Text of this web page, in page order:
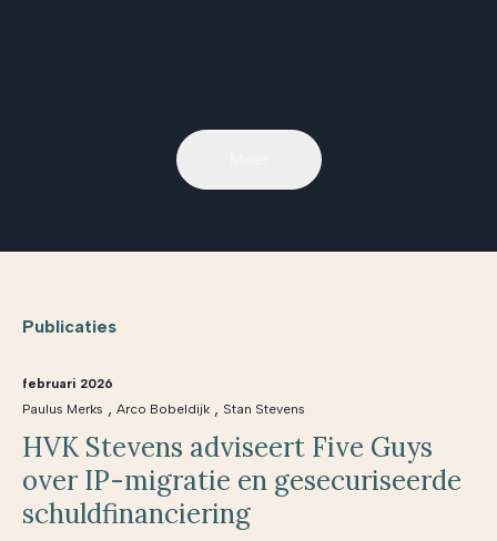
Publicaties
februari 2026
Paulus Merks , Arco Bobeldijk , Stan Stevens
HVK Stevens adviseert Five Guys
over IP-migratie en gesecuriseerde
schuldfinanciering